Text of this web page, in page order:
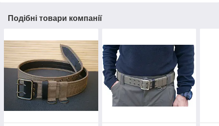
Подібні товари компанії